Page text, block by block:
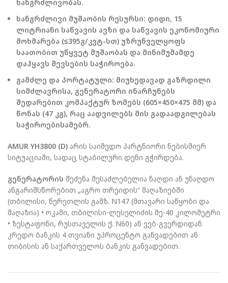
ხანგრძლივობას.
ხანგრძლივი მუშაობის რესურსი: დიდი, 15
ლიტრიანი საწვავის ავზი და საწვავის ეკონომიური
მოხმარება (≤395გ/კვტ-სთ) უზრუნველყოფს
საათობით უწყვეტ მუშაობას და მინიმუმამდე
დაჰყავს შევსების საჭიროება.
გამძლე და პორტატული: მიუხედავად გაზრდილი
სიმძლავრისა, გენერატორი ინარჩუნებს
შედარებით კომპაქტურ ზომებს (605×450×475 მმ) და
წონას (47 კგ), რაც აადვილებს მის გადაადგილებას
საჭიროებისამებრ.
AMUR YH3800 (D) არის საიმედო პარტნიორი ნებისმიერ
სიტუაციაში, სადაც სტაბილური დენი გჭირდება.
გენერატორის შეძენა შესაძლებელია ნაღდი ან უნაღდო
ანგარიშსწორებით „აგრო თრეიდის“ მაღაზიებში
(თბილისი, წერეთლის გამზ. N147 (მთავარი საწყობი და
მაღაზია) • ოკამი, თბილისი-ლესელიძის მე-40 კილომეტრი
• ზესტაფონი, რუსთაველის ქ. N60) ან ვებ-გვერდიდან
კრედო ბანკის 4 თვიანი უპროცენტო განვადებით ან
თიბისის ან საქართველოს ბანკის განვადებით.